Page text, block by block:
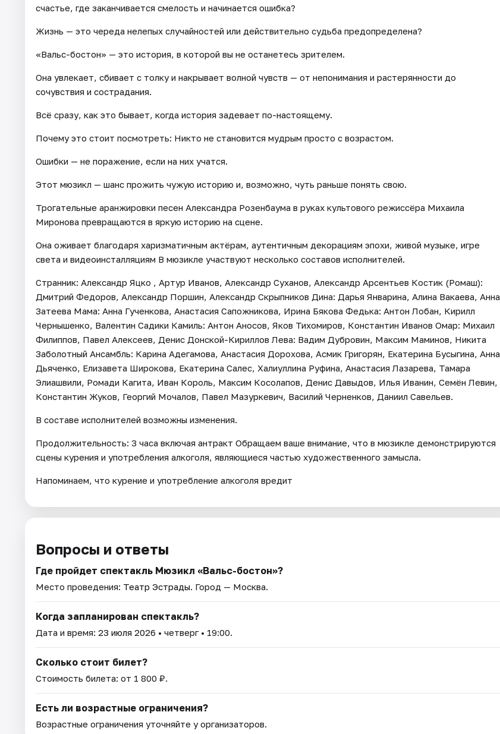
счастье, где заканчивается смелость и начинается ошибка?
Жизнь — это череда нелепых случайностей или действительно судьба предопределена?
«Вальс-бостон» — это история, в которой вы не останетесь зрителем.
Она увлекает, сбивает с толку и накрывает волной чувств — от непонимания и растерянности до
сочувствия и сострадания.
Всё сразу, как это бывает, когда история задевает по-настоящему.
Почему это стоит посмотреть: Никто не становится мудрым просто с возрастом.
Ошибки — не поражение, если на них учатся.
Этот мюзикл — шанс прожить чужую историю и, возможно, чуть раньше понять свою.
Трогательные аранжировки песен Александра Розенбаума в руках культового режиссёра Михаила
Миронова превращаются в яркую историю на сцене.
Она оживает благодаря харизматичным актёрам, аутентичным декорациям эпохи, живой музыке, игре
света и видеоинсталляциям В мюзикле участвуют несколько составов исполнителей.
Странник: Александр Яцко , Артур Иванов, Александр Суханов, Александр Арсентьев Костик (Ромаш):
Дмитрий Федоров, Александр Поршин, Александр Скрыпников Дина: Дарья Январина, Алина Вакаева, Анна
Затеева Мама: Анна Гученкова, Анастасия Сапожникова, Ирина Бякова Федька: Антон Лобан, Кирилл
Чернышенко, Валентин Садики Камиль: Антон Аносов, Яков Тихомиров, Константин Иванов Омар: Михаил
Филиппов, Павел Алексеев, Денис Донской-Кириллов Лева: Вадим Дубровин, Максим Маминов, Никита
Заболотный Ансамбль: Карина Адегамова, Анастасия Дорохова, Асмик Григорян, Екатерина Бусыгина, Анна
Дьяченко, Елизавета Широкова, Екатерина Салес, Халиуллина Руфина, Анастасия Лазарева, Тамара
Элиашвили, Ромади Кагита, Иван Король, Максим Косолапов, Денис Давыдов, Илья Иванин, Семён Левин,
Константин Жуков, Георгий Мочалов, Павел Мазуркевич, Василий Черненков, Даниил Савельев.
В составе исполнителей возможны изменения.
Продолжительность: 3 часа включая антракт Обращаем ваше внимание, что в мюзикле демонстрируются
сцены курения и употребления алкоголя, являющиеся частью художественного замысла.
Напоминаем, что курение и употребление алкоголя вредит
Вопросы и ответы
Где пройдет спектакль Мюзикл «Вальс-бостон»?
Место проведения: Театр Эстрады. Город — Москва.
Когда запланирован спектакль?
Дата и время: 23 июля 2026 • четверг • 19:00.
Сколько стоит билет?
Стоимость билета: от 1 800 ₽.
Есть ли возрастные ограничения?
Возрастные ограничения уточняйте у организаторов.